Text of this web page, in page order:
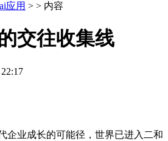
ai应用 > > 内容
交往收集线
业成长的可能径，世界已进入二和